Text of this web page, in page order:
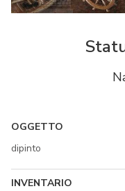
OGGETTO
dipinto
INVENTARIO